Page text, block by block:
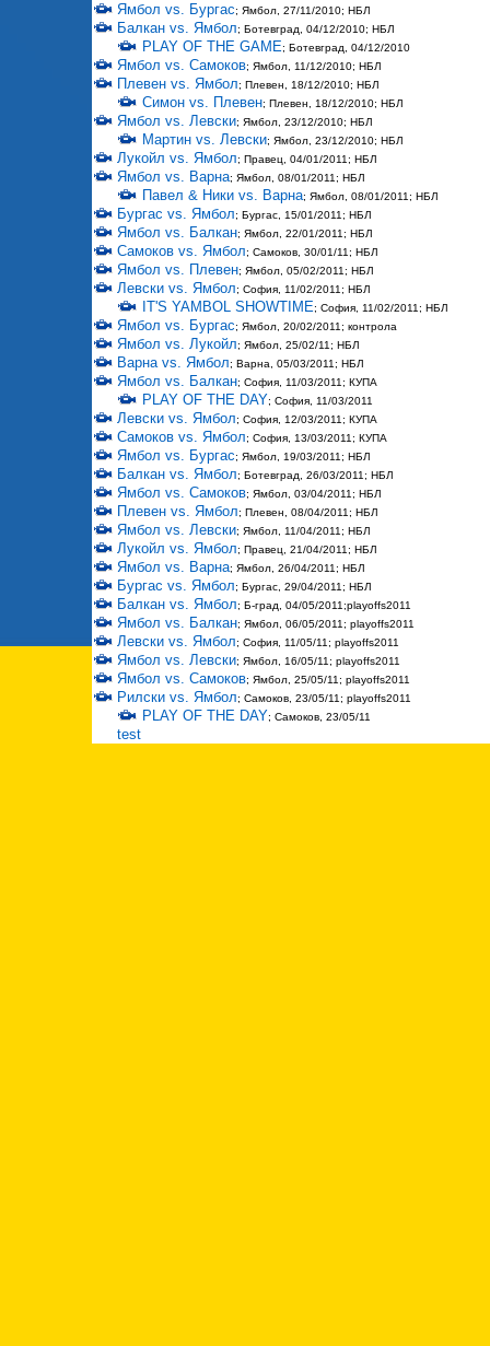
Ямбол vs. Бургас; Ямбол, 27/11/2010; НБЛ
Балкан vs. Ямбол; Ботевград, 04/12/2010; НБЛ
PLAY OF THE GAME; Ботевград, 04/12/2010
Ямбол vs. Самоков; Ямбол, 11/12/2010; НБЛ
Плевен vs. Ямбол; Плевен, 18/12/2010; НБЛ
Симон vs. Плевен; Плевен, 18/12/2010; НБЛ
Ямбол vs. Левски; Ямбол, 23/12/2010; НБЛ
Мартин vs. Левски; Ямбол, 23/12/2010; НБЛ
Лукойл vs. Ямбол; Правец, 04/01/2011; НБЛ
Ямбол vs. Варна; Ямбол, 08/01/2011; НБЛ
Павел & Ники vs. Варна; Ямбол, 08/01/2011; НБЛ
Бургас vs. Ямбол; Бургас, 15/01/2011; НБЛ
Ямбол vs. Балкан; Ямбол, 22/01/2011; НБЛ
Самоков vs. Ямбол; Самоков, 30/01/11; НБЛ
Ямбол vs. Плевен; Ямбол, 05/02/2011; НБЛ
Левски vs. Ямбол; София, 11/02/2011; НБЛ
IT'S YAMBOL SHOWTIME; София, 11/02/2011; НБЛ
Ямбол vs. Бургас; Ямбол, 20/02/2011; контрола
Ямбол vs. Лукойл; Ямбол, 25/02/11; НБЛ
Варна vs. Ямбол; Варна, 05/03/2011; НБЛ
Ямбол vs. Балкан; София, 11/03/2011; КУПА
PLAY OF THE DAY; София, 11/03/2011
Левски vs. Ямбол; София, 12/03/2011; КУПА
Самоков vs. Ямбол; София, 13/03/2011; КУПА
Ямбол vs. Бургас; Ямбол, 19/03/2011; НБЛ
Балкан vs. Ямбол; Ботевград, 26/03/2011; НБЛ
Ямбол vs. Самоков; Ямбол, 03/04/2011; НБЛ
Плевен vs. Ямбол; Плевен, 08/04/2011; НБЛ
Ямбол vs. Левски; Ямбол, 11/04/2011; НБЛ
Лукойл vs. Ямбол; Правец, 21/04/2011; НБЛ
Ямбол vs. Варна; Ямбол, 26/04/2011; НБЛ
Бургас vs. Ямбол; Бургас, 29/04/2011; НБЛ
Балкан vs. Ямбол; Б-град, 04/05/2011;playoffs2011
Ямбол vs. Балкан; Ямбол, 06/05/2011; playoffs2011
Левски vs. Ямбол; София, 11/05/11; playoffs2011
Ямбол vs. Левски; Ямбол, 16/05/11; playoffs2011
Ямбол vs. Самоков; Ямбол, 25/05/11; playoffs2011
Рилски vs. Ямбол; Самоков, 23/05/11; playoffs2011
PLAY OF THE DAY; Самоков, 23/05/11
test